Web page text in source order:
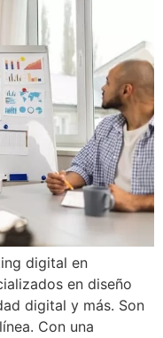
digital en
en diseño
digital y más. Son
Con una